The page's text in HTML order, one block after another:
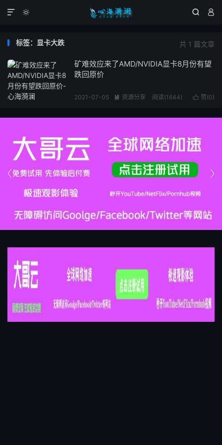
  

共 1 篇文章
标签：显卡大跌
矿难效应来了AMD/NVIDIA显卡8月份有望
跌回原价
 赞(0)
2021-07-05  资源分享 阅读(1644)

